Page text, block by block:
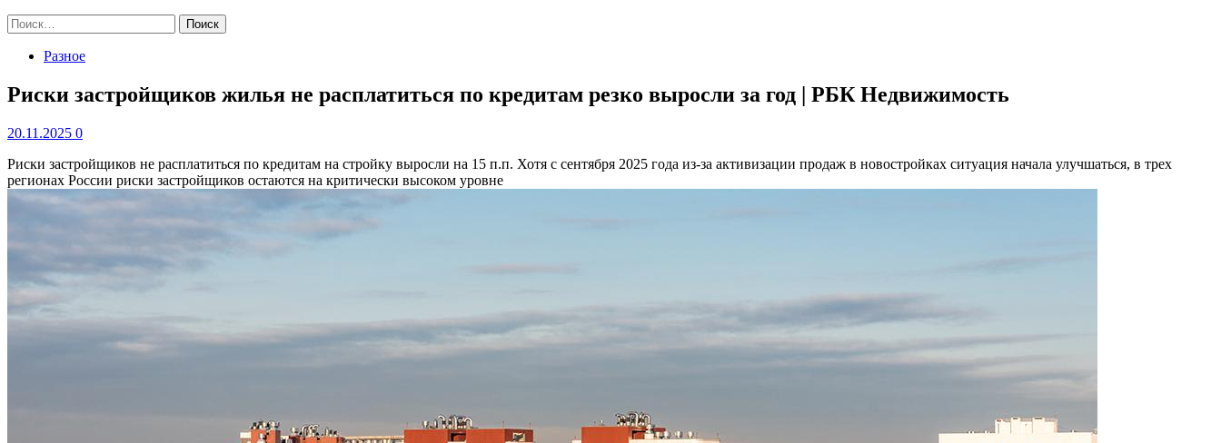
Найти:
Разное
Риски застройщиков жилья не расплатиться по кредитам резко выросли за год | РБК Недвижимость
20.11.2025 0
Риски застройщиков не расплатиться по кредитам на стройку выросли на 15 п.п. Хотя c сентября 2025 года из-за активизации продаж в новостройках ситуация начала улучшаться, в трех
регионах России риски застройщиков остаются на критически высоком уровне